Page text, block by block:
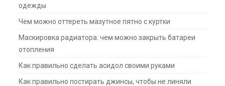
одежды
Чем можно оттереть мазутное пятно с куртки
Маскировка радиатора: чем можно закрыть батареи
отопления
Как правильно сделать асидол своими руками
Как правильно постирать джинсы, чтобы не линяли